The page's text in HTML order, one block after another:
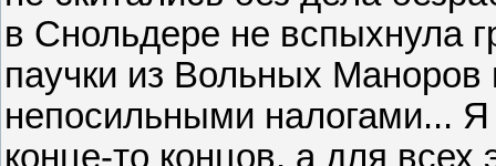
в Снольдере не вспыхнула
паучки из Вольных
непосильными налогами...
конце-то концов, а для